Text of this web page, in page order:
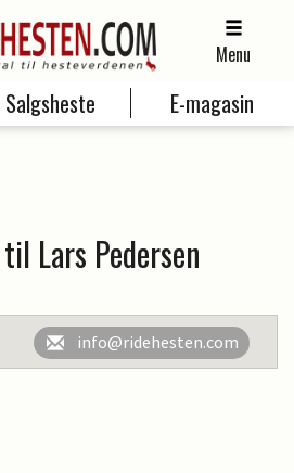
Menu
Salgsheste E-magasin
Lars Pedersen
info@ridehesten.com